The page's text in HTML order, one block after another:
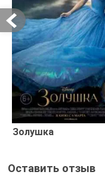
Золушка
Оставить отзыв